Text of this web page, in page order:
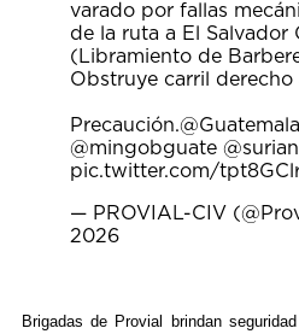
varado por fallas
de la ruta a El Salvador
(Libramiento de
Obstruye carril derecho
Precaución.
@mingobguate
pic.twitter.com/
— PROVIAL-CIV
2026
Brigadas de Provial brindan